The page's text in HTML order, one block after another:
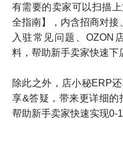
有需要的卖家可以扫描
全指南】，内含招商对接
入驻常见问题、OZON
料，帮助新手卖家快速下
除此之外，店小秘ERP
享&答疑，带来更详细的
帮助新手卖家快速实现0-1